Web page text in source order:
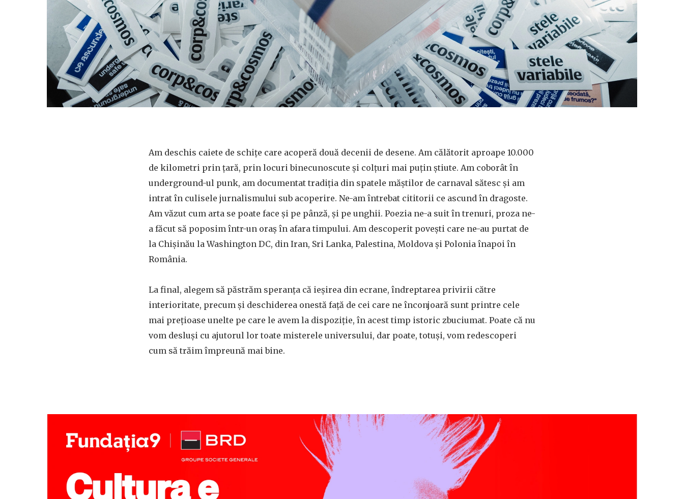
Am deschis caiete de schițe care acoperă două decenii de desene. Am călătorit aproape 10.000
de kilometri prin țară, prin locuri binecunoscute și colțuri mai puțin știute. Am coborât în
underground-ul punk, am documentat tradiția din spatele măștilor de carnaval sătesc și am
intrat în culisele jurnalismului sub acoperire. Ne-am întrebat cititorii ce ascund în dragoste.
Am văzut cum arta se poate face și pe pânză, și pe unghii. Poezia ne-a suit în trenuri, proza ne-
a făcut să poposim într-un oraș în afara timpului. Am descoperit povești care ne-au purtat de
la Chișinău la Washington DC, din Iran, Sri Lanka, Palestina, Moldova și Polonia înapoi în
România.
La final, alegem să păstrăm speranța că ieșirea din ecrane, îndreptarea privirii către
interioritate, precum și deschiderea onestă față de cei care ne înconjoară sunt printre cele
mai prețioase unelte pe care le avem la dispoziție, în acest timp istoric zbuciumat. Poate că nu
vom desluși cu ajutorul lor toate misterele universului, dar poate, totuși, vom redescoperi
cum să trăim împreună mai bine.